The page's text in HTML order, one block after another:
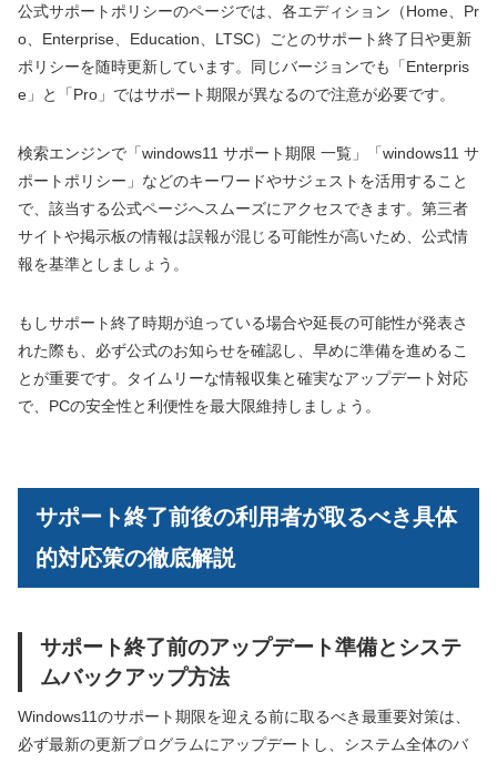
公式サポートポリシーのページでは、各エディション（Home、Pr
o、Enterprise、Education、LTSC）ごとのサポート終了日や更新
ポリシーを随時更新しています。同じバージョンでも「Enterpris
e」と「Pro」ではサポート期限が異なるので注意が必要です。
検索エンジンで「windows11 サポート期限 一覧」「windows11 サ
ポートポリシー」などのキーワードやサジェストを活用すること
で、該当する公式ページへスムーズにアクセスできます。第三者
サイトや掲示板の情報は誤報が混じる可能性が高いため、公式情
報を基準としましょう。
もしサポート終了時期が迫っている場合や延長の可能性が発表さ
れた際も、必ず公式のお知らせを確認し、早めに準備を進めるこ
とが重要です。タイムリーな情報収集と確実なアップデート対応
で、PCの安全性と利便性を最大限維持しましょう。
サポート終了前後の利用者が取るべき具体
的対応策の徹底解説
サポート終了前のアップデート準備とシステ
ムバックアップ方法
Windows11のサポート期限を迎える前に取るべき最重要対策は、
必ず最新の更新プログラムにアップデートし、システム全体のバ